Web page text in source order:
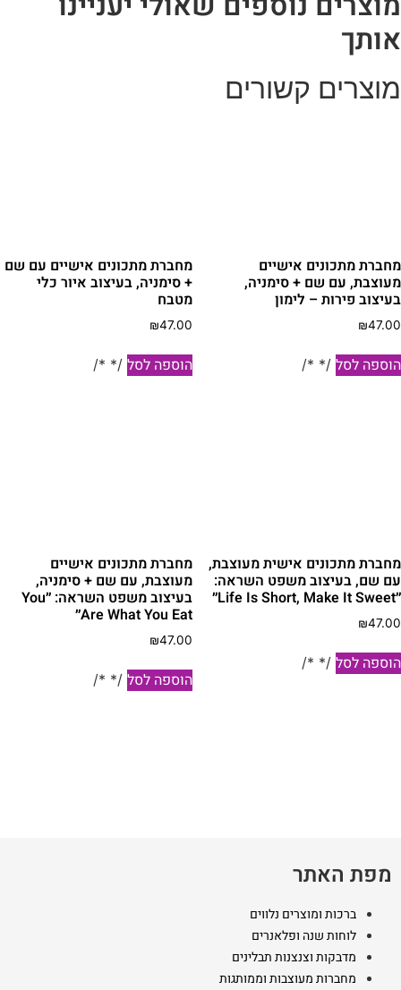
אותך
מוצרים קשורים
מחברת מתכונים אישיים
מעוצבת, עם שם + סימניה,
בעיצוב פירות – לימון
₪47.00
הוספה לסל /* */
מחברת מתכונים אישיים עם שם
+ סימניה, בעיצוב איור כלי
מטבח
₪47.00
הוספה לסל /* */
מחברת מתכונים אישית מעוצבת,
עם שם, בעיצוב משפט השראה:
״Life Is Short, Make It Sweet״
₪47.00
הוספה לסל /* */
מחברת מתכונים אישיים
מעוצבת, עם שם + סימניה,
בעיצוב משפט השראה: ״You
Are What You Eat״
₪47.00
הוספה לסל /* */
מפת האתר
ברכות ומוצרים נלווים
לוחות שנה ופלאנרים
מדבקות וצנצנות תבלינים
מחברות מעוצבות וממותגות